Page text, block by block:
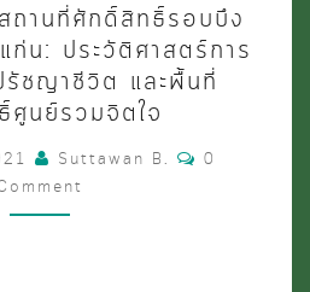
ท่อง
เที่ยว
สถาน
ที่
ศักดิ์สิทธิ์
ถานที่ศักดิ์สิทธิ์รอบบึง
น: ประวัติศาสตร์การ
ชญาชีวิต และพื้นที่
ศูนย์รวมจิตใจ
Suttawan B. Comments
0